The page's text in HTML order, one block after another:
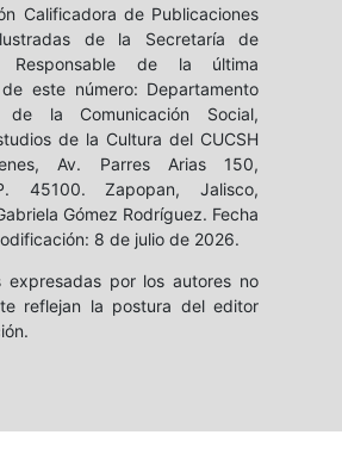
Calificadora de Publicaciones
de la Secretaría de
Responsable de la última
este número: Departamento
de la Comunicación Social,
de la Cultura del CUCSH
Av. Parres Arias 150,
45100. Zapopan, Jalisco,
Gómez Rodríguez. Fecha
8 de julio de 2026.
expresadas por los autores no
reflejan la postura del editor